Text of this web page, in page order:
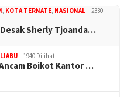
KOTA TERNATE NASIONAL
2330
Sherly Tjoanda…
1940 Dilihat
Boikot Kantor …